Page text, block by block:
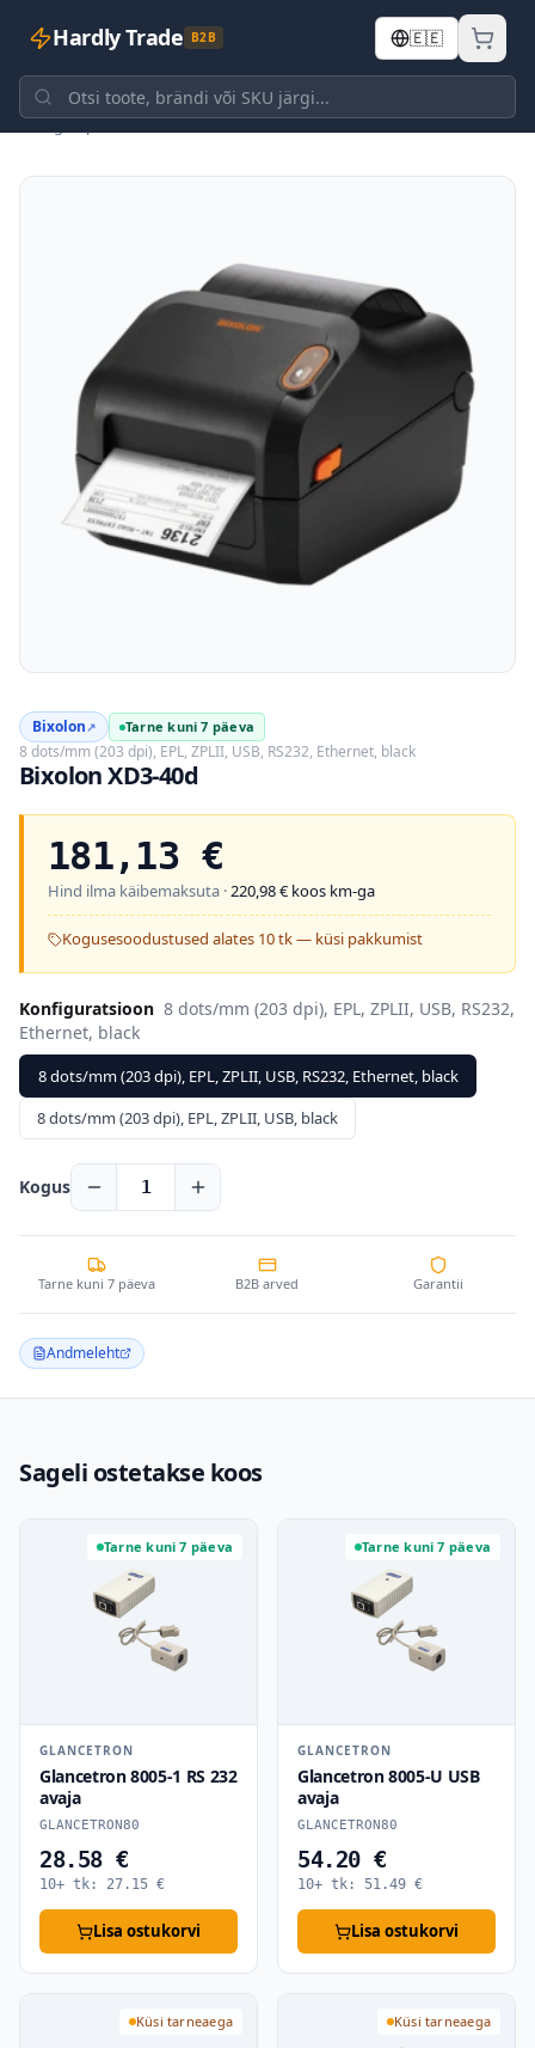
Hardly Trade B2B 🇪🇪
Tagasi poodi
Bixolon↗ Tarne kuni 7 päeva
8 dots/mm (203 dpi), EPL, ZPLII, USB, RS232, Ethernet, black
Bixolon XD3-40d
181,13 €
Hind ilma käibemaksuta ·220,98€ koos km-ga
Kogusesoodustused alates 10 tk — küsi pakkumist
Konfiguratsioon 8 dots/mm (203 dpi), EPL, ZPLII, USB, RS232,
Ethernet, black
8 dots/mm (203 dpi), EPL, ZPLII, USB, RS232, Ethernet, black
8 dots/mm (203 dpi), EPL, ZPLII, USB, black
Kogus 1
Tarne kuni 7 päeva B2B arved Garantii
Andmeleht
Sageli ostetakse koos
Tarne kuni 7 päeva
GLANCETRON
Glancetron 8005-1 RS 232
avaja
GLANCETRON80
28.58 €
10+ tk: 27.15 €
Lisa ostukorvi
Tarne kuni 7 päeva
GLANCETRON
Glancetron 8005-U USB
avaja
GLANCETRON80
54.20 €
10+ tk: 51.49 €
Lisa ostukorvi
Küsi tarneaega Küsi tarneaega